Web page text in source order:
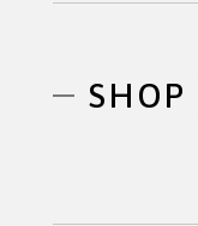
SHOP